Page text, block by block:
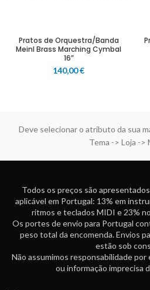
Pratos de Orquestra/Banda
Meinl Brass Marching Cymbal
16”
140,00€
Deve selecionar o atributo da sua
Tema -> Loja ->
Todos os preços são
aplicável em Portugal: 13% em
ritmos e teclados MIDI e 23%
Os portes de envio para Portugal
peso total da encomenda. Envios
estão sob
Não assumimos responsabilidade
ou informação imprecisa